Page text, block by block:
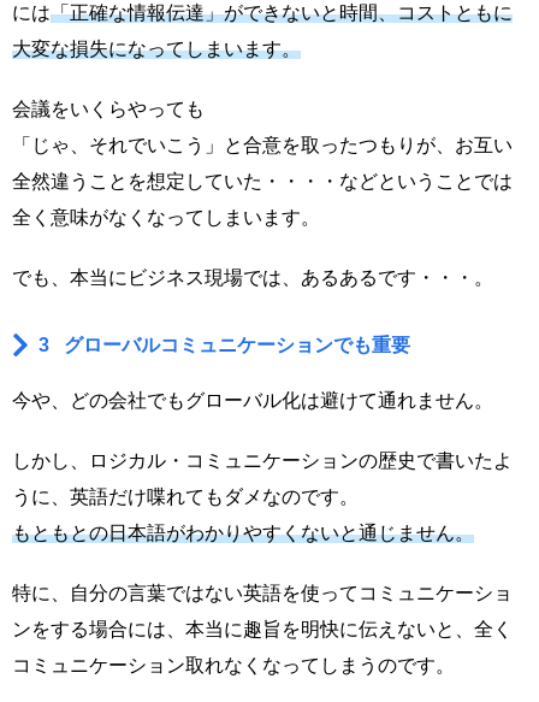
には「正確な情報伝達」ができないと時間、コストともに
大変な損失になってしまいます。
会議をいくらやっても
「じゃ、それでいこう」と合意を取ったつもりが、お互い
全然違うことを想定していた・・・・などということでは
全く意味がなくなってしまいます。
でも、本当にビジネス現場では、あるあるです・・・。
3 グローバルコミュニケーションでも重要
今や、どの会社でもグローバル化は避けて通れません。
しかし、ロジカル・コミュニケーションの歴史で書いたよ
うに、英語だけ喋れてもダメなのです。
もともとの日本語がわかりやすくないと通じません。
特に、自分の言葉ではない英語を使ってコミュニケーショ
ンをする場合には、本当に趣旨を明快に伝えないと、全く
コミュニケーション取れなくなってしまうのです。